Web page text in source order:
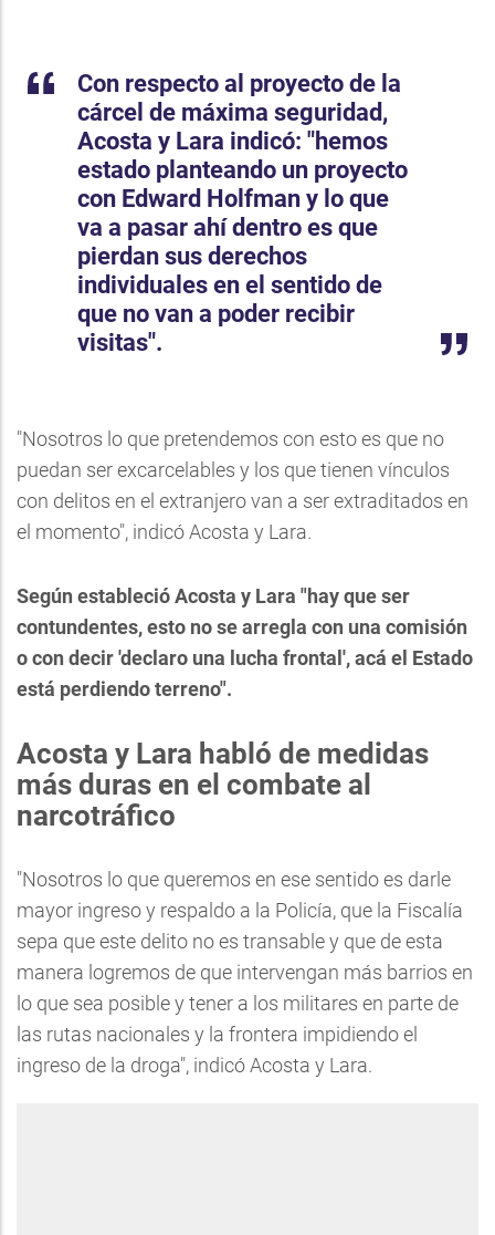
Con respecto al proyecto de la
cárcel de máxima seguridad,
Acosta y Lara indicó: "hemos
estado planteando un proyecto
con Edward Holfman y lo que
va a pasar ahí dentro es que
pierdan sus derechos
individuales en el sentido de
que no van a poder recibir
visitas".
"Nosotros lo que pretendemos con esto es que no
puedan ser excarcelables y los que tienen vínculos
con delitos en el extranjero van a ser extraditados en
el momento", indicó Acosta y Lara.
Según estableció Acosta y Lara "hay que ser
contundentes, esto no se arregla con una comisión
o con decir 'declaro una lucha frontal', acá el Estado
está perdiendo terreno".
Acosta y Lara habló de medidas
más duras en el combate al
narcotráfico
"Nosotros lo que queremos en ese sentido es darle
mayor ingreso y respaldo a la Policía, que la Fiscalía
sepa que este delito no es transable y que de esta
manera logremos de que intervengan más barrios en
lo que sea posible y tener a los militares en parte de
las rutas nacionales y la frontera impidiendo el
ingreso de la droga", indicó Acosta y Lara.